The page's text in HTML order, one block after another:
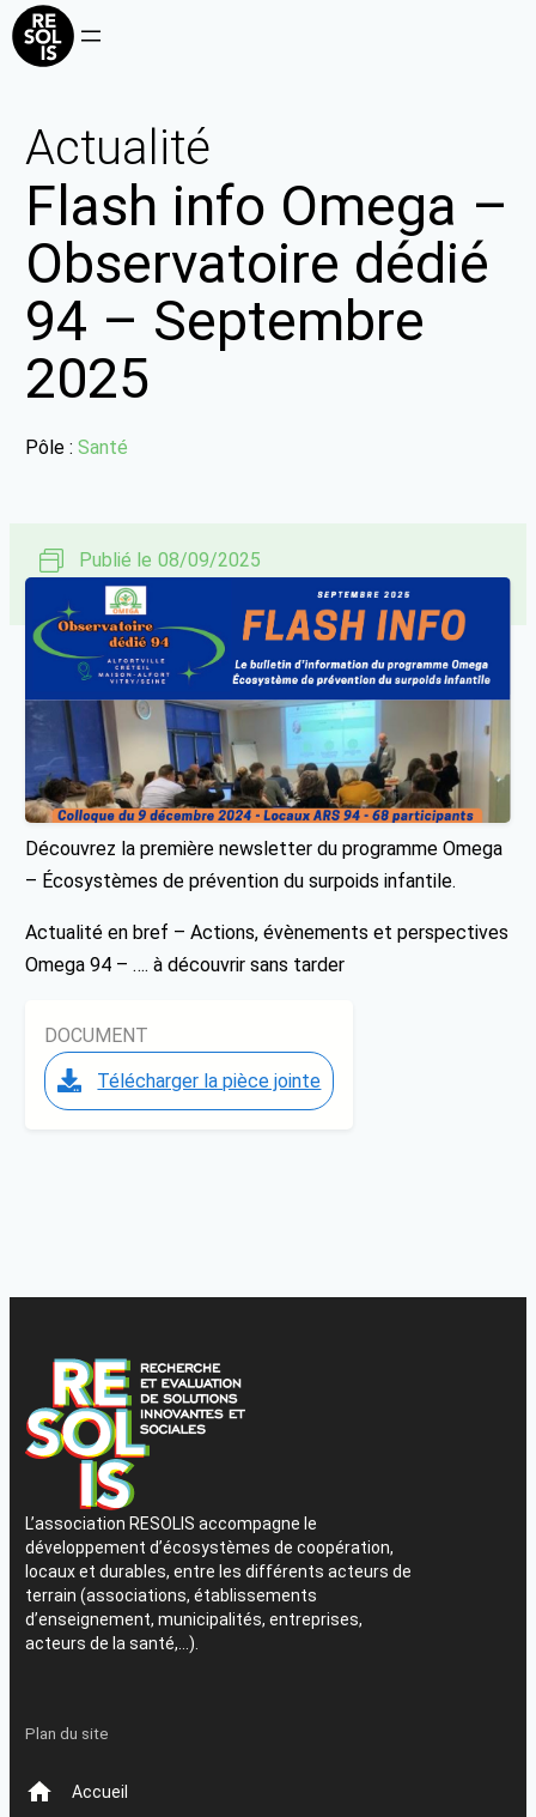
Actualité
Flash info Omega –
Observatoire dédié
94 – Septembre
2025
Pôle :Santé
Publié le 08/09/2025
Découvrez la première newsletter du programme Omega
– Écosystèmes de prévention du surpoids infantile.
Actualité en bref – Actions, évènements et perspectives
Omega 94 – …. à découvrir sans tarder
DOCUMENT
Télécharger la pièce jointe
L’association RESOLIS accompagne le
développement d’écosystèmes de coopération,
locaux et durables, entre les différents acteurs de
terrain (associations, établissements
d’enseignement, municipalités, entreprises,
acteurs de la santé,…).
Plan du site
Accueil